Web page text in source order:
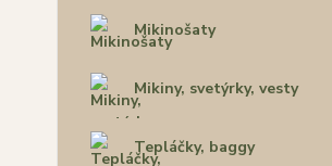
Mikinošaty
Mikiny, svetýrky, vesty
Tepláčky, baggy